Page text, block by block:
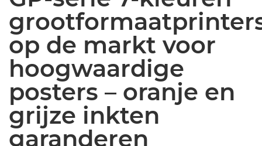
op de markt voor
hoogwaardige
posters – oranje en
grijze inkten
garanderen